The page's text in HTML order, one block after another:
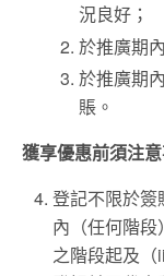
況良好；
於推廣期
於推廣期
賬。
獲享優惠前須注
登記不限於
內（任何階
之階段起及